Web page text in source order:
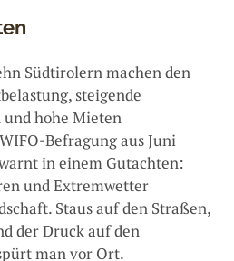
Südtirolern machen den
steigende
und hohe Mieten
Befragung aus Juni
in einem Gutachten:
und Extremwetter
Staus auf den Straßen,
der Druck auf den
man vor Ort.